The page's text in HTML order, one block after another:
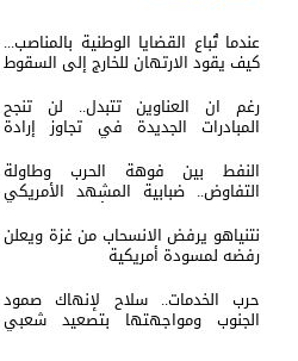
عندما تُباع القضايا الوطنية بالمناصب...
كيف يقود الارتهان للخارج إلى السقوط
رغم ان العناوين تتبدل.. لن تنجح
المبادرات الجديدة في تجاوز إرادة
النفط بين فوهة الحرب وطاولة
التفاوض.. ضبابية المشهد الأمريكي
الإيراني تعيد إشعال أسواق الطاقة
العالمية
نتنياهو يرفض الانسحاب من غزة ويعلن
رفضه لمسودة أمريكية
حرب الخدمات.. سلاح لإنهاك صمود
الجنوب ومواجهتها بتصعيد شعبي